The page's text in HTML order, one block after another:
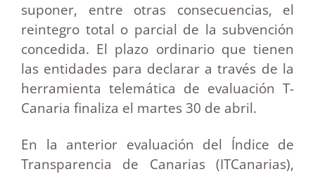
suponer, entre otras consecuencias, el
reintegro total o parcial de la subvención
concedida. El plazo ordinario que tienen
las entidades para declarar a través de la
herramienta telemática de evaluación T-
Canaria finaliza el martes 30 de abril.
En la anterior evaluación del Índice de
Transparencia de Canarias (ITCanarias),